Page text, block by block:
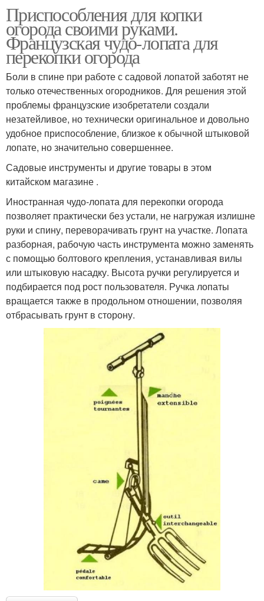
Приспособления для копки
огорода своими руками.
Французская чудо-лопата для
перекопки огорода
Боли в спине при работе с садовой лопатой заботят не
только отечественных огородников. Для решения этой
проблемы французские изобретатели создали
незатейливое, но технически оригинальное и довольно
удобное приспособление, близкое к обычной штыковой
лопате, но значительно совершеннее.
Садовые инструменты и другие товары в этом
китайском магазине .
Иностранная чудо-лопата для перекопки огорода
позволяет практически без устали, не нагружая излишне
руки и спину, переворачивать грунт на участке. Лопата
разборная, рабочую часть инструмента можно заменять
с помощью болтового крепления, устанавливая вилы
или штыковую насадку. Высота ручки регулируется и
подбирается под рост пользователя. Ручка лопаты
вращается также в продольном отношении, позволяя
отбрасывать грунт в сторону.